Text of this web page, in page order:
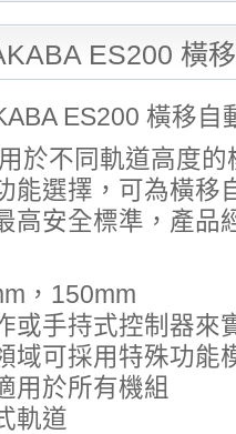
ES200 橫
ES200 橫移自
於不同軌道高度
能選擇，可為橫移
高安全標準，產品
，150mm
或手持式控制器來
域可採用特殊功能
用於所有機組
軌道